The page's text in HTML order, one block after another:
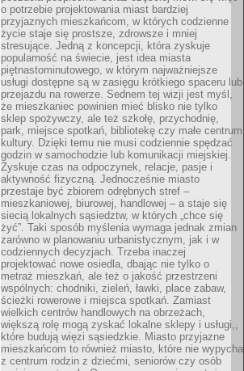
o potrzebie projektowania miast bardziej
przyjaznych mieszkańcom, w których codzienne
życie staje się prostsze, zdrowsze i mniej
stresujące. Jedną z koncepcji, która zyskuje
popularność na świecie, jest idea miasta
piętnastominutowego, w którym najważniejsze
usługi dostępne są w zasięgu krótkiego spaceru lub
przejazdu na rowerze. Sednem tej wizji jest myśl,
że mieszkaniec powinien mieć blisko nie tylko
sklep spożywczy, ale też szkołę, przychodnię,
park, miejsce spotkań, bibliotekę czy małe centrum
kultury. Dzięki temu nie musi codziennie spędzać
godzin w samochodzie lub komunikacji miejskiej.
Zyskuje czas na odpoczynek, relacje, pasje i
aktywność fizyczną. Jednocześnie miasto
przestaje być zbiorem odrębnych stref –
mieszkaniowej, biurowej, handlowej – a staje się
siecią lokalnych sąsiedztw, w których „chce się
żyć”. Taki sposób myślenia wymaga jednak zmian
zarówno w planowaniu urbanistycznym, jak i w
codziennych decyzjach. Trzeba inaczej
projektować nowe osiedla, dbając nie tylko o
metraż mieszkań, ale też o jakość przestrzeni
wspólnych: chodniki, zieleń, ławki, place zabaw,
ścieżki rowerowe i miejsca spotkań. Zamiast
wielkich centrów handlowych na obrzeżach,
większą rolę mogą zyskać lokalne sklepy i usługi,,
które budują więzi sąsiedzkie. Miasto przyjazne
mieszkańcom to również miasto, które nie wypycha
z centrum rodzin z dziećmi, seniorów czy osób